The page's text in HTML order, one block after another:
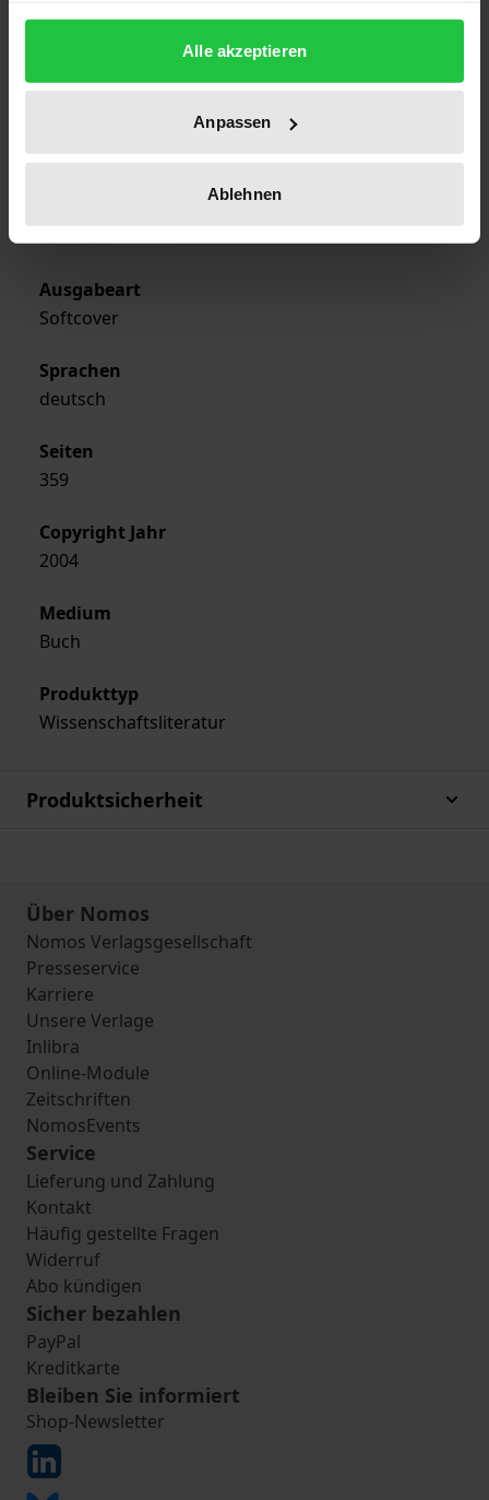
gesammelt haben.
Alle akzeptieren
Anpassen
Ablehnen
Erscheinungsdatum
01.09.2004
2004
Rombach
Ausgabeart
Softcover
Sprachen
deutsch
Seiten
359
Copyright Jahr
2004
Medium
Buch
Produkttyp
Wissenschaftsliteratur
Produktsicherheit
Über Nomos
Nomos Verlagsgesellschaft
Presseservice
Karriere
Unsere Verlage
Inlibra
Online-Module
Zeitschriften
NomosEvents
Service
Lieferung und Zahlung
Kontakt
Häufig gestellte Fragen
Widerruf
Abo kündigen
Sicher bezahlen
PayPal
Kreditkarte
Bleiben Sie informiert
Shop-Newsletter